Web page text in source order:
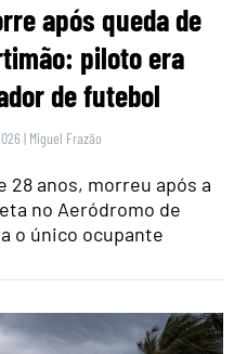
após queda de
piloto era
de futebol
| Miguel Frazão
28 anos, morreu após a
no Aeródromo de
o único ocupante